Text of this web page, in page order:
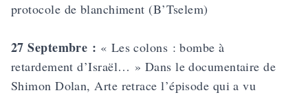
protocole de blanchiment (B’Tselem)
27 Septembre : « Les colons : bombe à
retardement d’Israël… » Dans le documentaire de
Shimon Dolan, Arte retrace l’épisode qui a vu